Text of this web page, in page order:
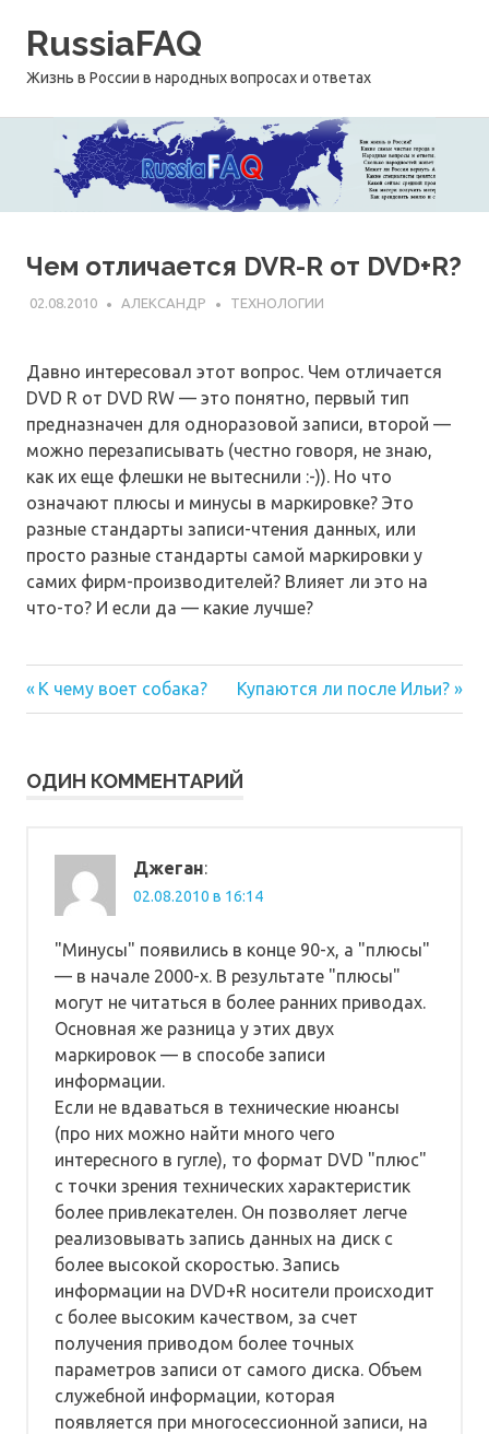
RussiaFAQ
Жизнь в России в народных вопросах и ответах
Чем отличается DVR-R от DVD+R?
02.08.2010 АЛЕКСАНДР ТЕХНОЛОГИИ
Давно интересовал этот вопрос. Чем отличается
DVD R от DVD RW — это понятно, первый тип
предназначен для одноразовой записи, второй —
можно перезаписывать (честно говоря, не знаю,
как их еще флешки не вытеснили :-)). Но что
означают плюсы и минусы в маркировке? Это
разные стандарты записи-чтения данных, или
просто разные стандарты самой маркировки у
самих фирм-производителей? Влияет ли это на
что-то? И если да — какие лучше?
Навигация
записям
Предыдущая
запись:
К чему воет собака?
Следующая
запись:
Купаются ли после Ильи?
ОДИН КОММЕНТАРИЙ
Джеган:
02.08.2010 в 16:14
"Минусы" появились в конце 90-х, а "плюсы"
— в начале 2000-х. В результате "плюсы"
могут не читаться в более ранних приводах.
Основная же разница у этих двух
маркировок — в способе записи
информации.
Если не вдаваться в технические нюансы
(про них можно найти много чего
интересного в гугле), то формат DVD "плюс"
с точки зрения технических характеристик
более привлекателен. Он позволяет легче
реализовывать запись данных на диск с
более высокой скоростью. Запись
информации на DVD+R носители происходит
с более высоким качеством, за счет
получения приводом более точных
параметров записи от самого диска. Объем
служебной информации, которая
появляется при многосессионной записи, на